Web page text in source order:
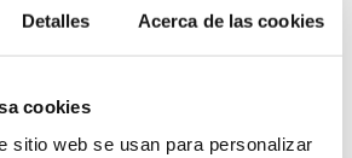
Detalles Acerca de las cookies
cookies
sitio web se usan para personalizar
fertilità
la preservazione della fertilità?
rimanere congelati gli ovociti?